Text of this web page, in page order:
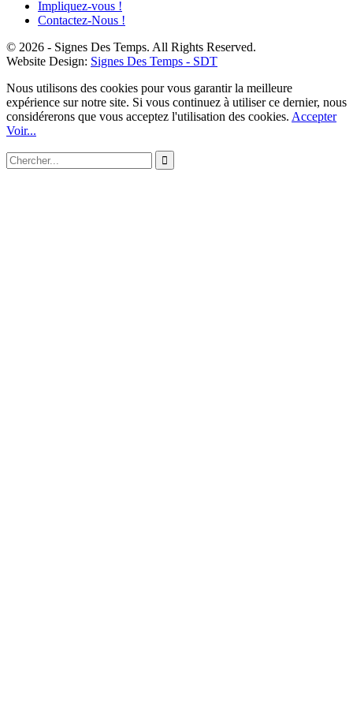
1. DES CHEFS DE NATION QUI ACCUEILLENT LE
PROJET DE DIEU (Partie A)
14
LA BELLE ESTHER, QUI SAIT SI CE N'EST POUR UN
TEMPS COMME CELUI-CI ?
46:09
Impliquez-vous !
Contactez-Nous !
© 2026 - Signes Des Temps. All Rights Reserved.
Website Design: Signes Des Temps - SDT
Nous utilisons des cookies pour vous garantir la meilleure
expérience sur notre site. Si vous continuez à utiliser ce dernier, nous
considérerons que vous acceptez l'utilisation des cookies. Accepter
Voir...